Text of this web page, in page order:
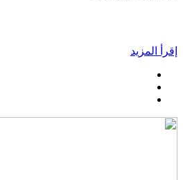
إقرأ المزيد